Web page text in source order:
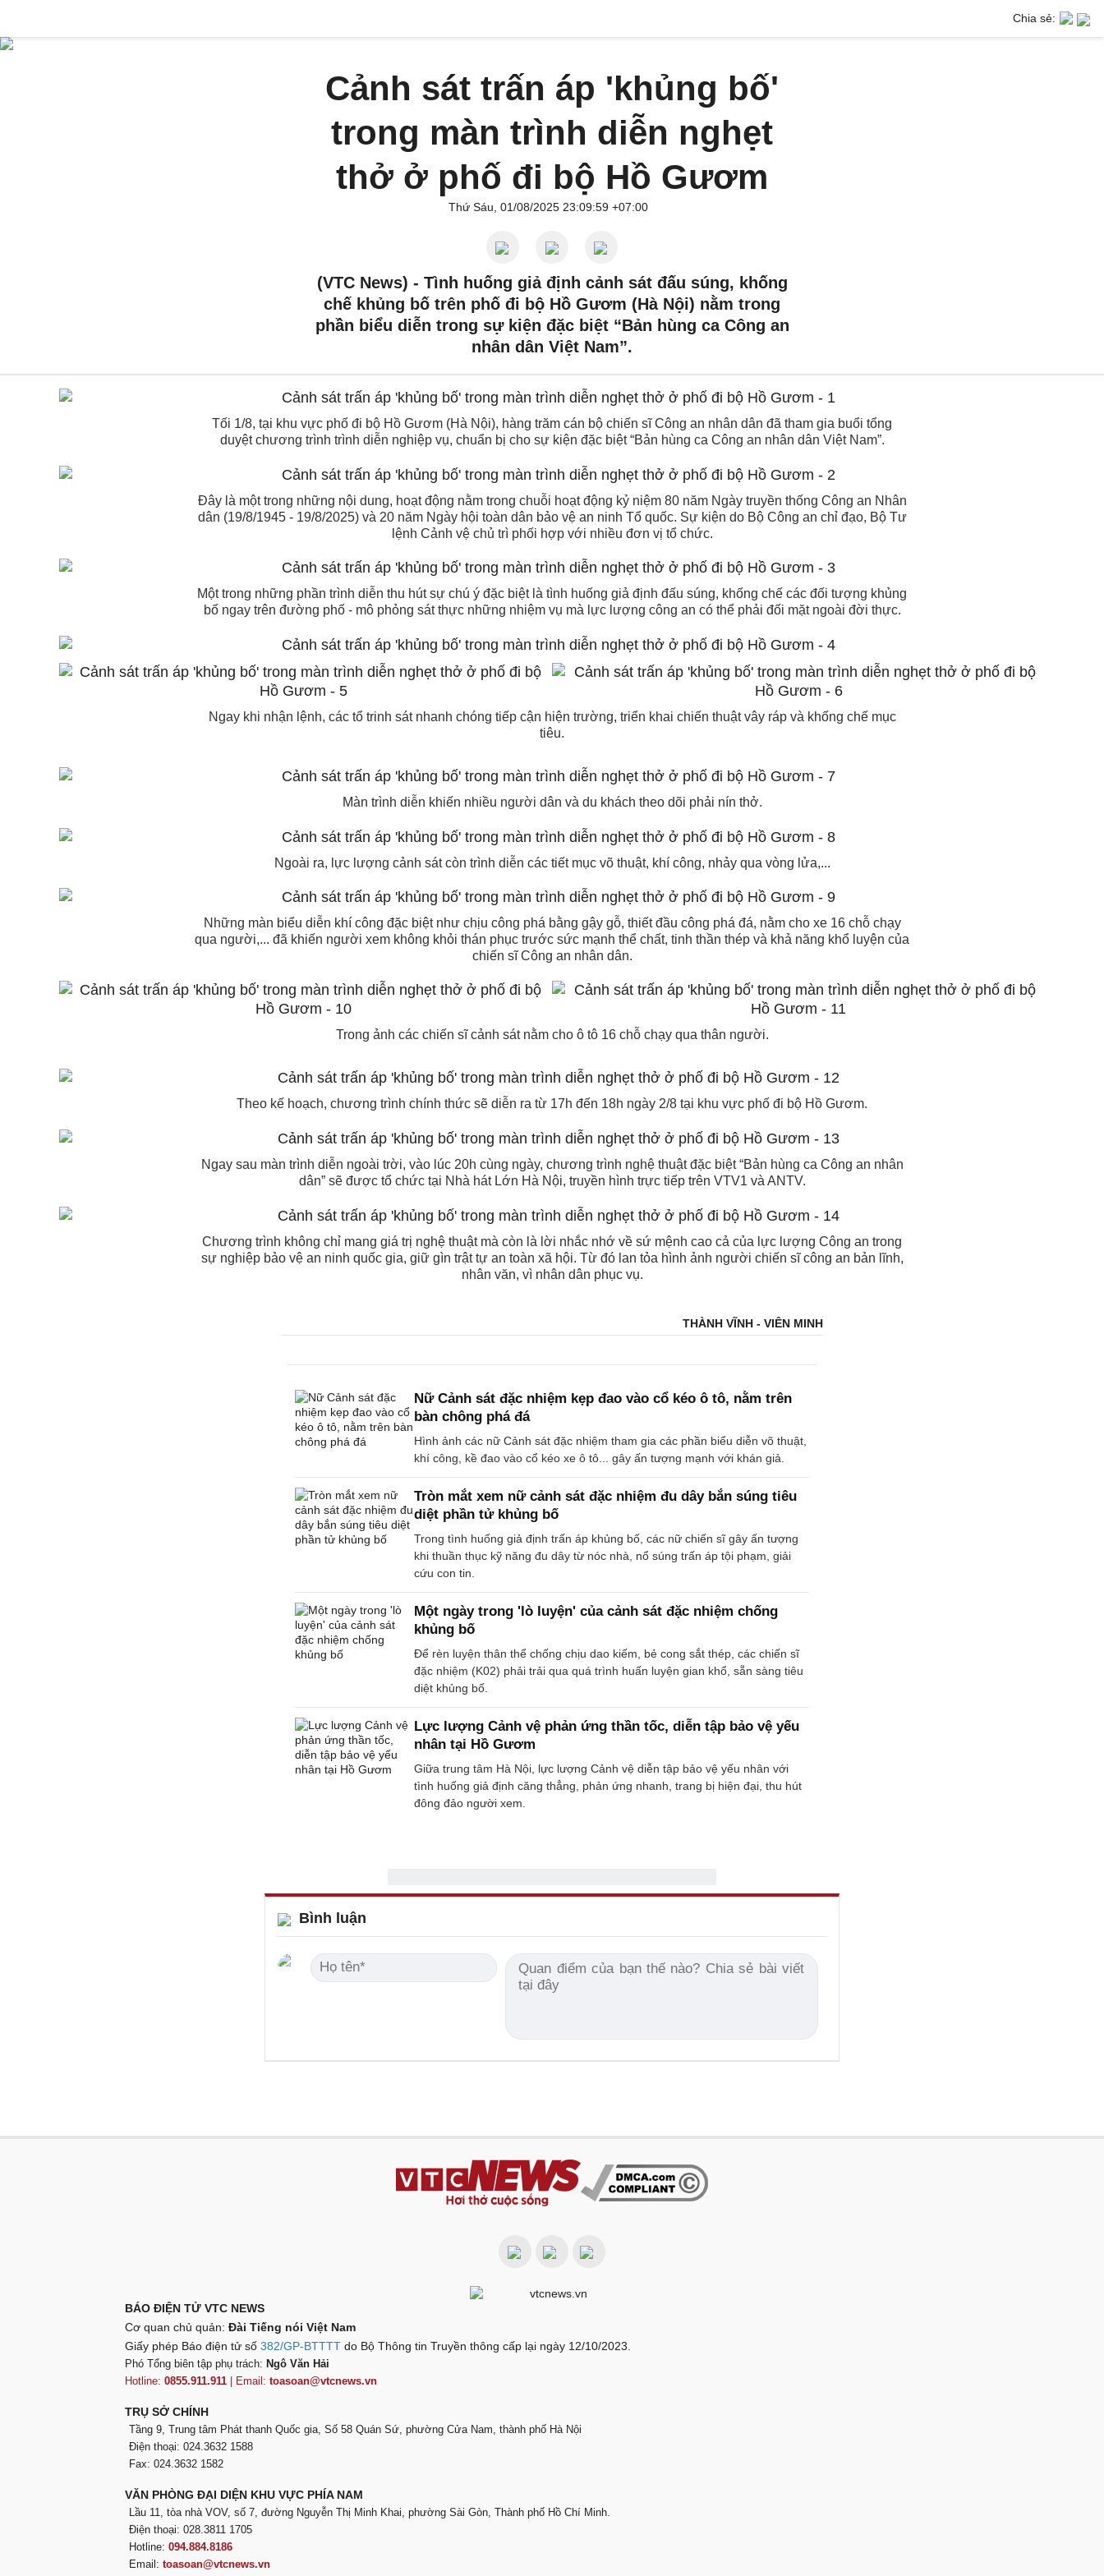
Chia sẻ:
Cảnh sát trấn áp 'khủng bố'
trong màn trình diễn nghẹt
thở ở phố đi bộ Hồ Gươm
Thứ Sáu, 01/08/2025 23:09:59 +07:00
(VTC News) - Tình huống giả định cảnh sát đấu súng, khống
chế khủng bố trên phố đi bộ Hồ Gươm (Hà Nội) nằm trong
phần biểu diễn trong sự kiện đặc biệt “Bản hùng ca Công an
nhân dân Việt Nam”.
Tối 1/8, tại khu vực phố đi bộ Hồ Gươm (Hà Nội), hàng trăm cán bộ chiến sĩ Công an nhân dân đã tham gia buổi tổng
duyệt chương trình trình diễn nghiệp vụ, chuẩn bị cho sự kiện đặc biệt “Bản hùng ca Công an nhân dân Việt Nam”.
Đây là một trong những nội dung, hoạt động nằm trong chuỗi hoạt động kỷ niệm 80 năm Ngày truyền thống Công an Nhân
dân (19/8/1945 - 19/8/2025) và 20 năm Ngày hội toàn dân bảo vệ an ninh Tổ quốc. Sự kiện do Bộ Công an chỉ đạo, Bộ Tư
lệnh Cảnh vệ chủ trì phối hợp với nhiều đơn vị tổ chức.
Một trong những phần trình diễn thu hút sự chú ý đặc biệt là tình huống giả định đấu súng, khống chế các đối tượng khủng
bố ngay trên đường phố - mô phỏng sát thực những nhiệm vụ mà lực lượng công an có thể phải đối mặt ngoài đời thực.
Ngay khi nhận lệnh, các tổ trinh sát nhanh chóng tiếp cận hiện trường, triển khai chiến thuật vây ráp và khống chế mục
tiêu.
Màn trình diễn khiến nhiều người dân và du khách theo dõi phải nín thở.
Ngoài ra, lực lượng cảnh sát còn trình diễn các tiết mục võ thuật, khí công, nhảy qua vòng lửa,...
Những màn biểu diễn khí công đặc biệt như chịu công phá bằng gậy gỗ, thiết đầu công phá đá, nằm cho xe 16 chỗ chạy
qua người,... đã khiến người xem không khỏi thán phục trước sức mạnh thể chất, tinh thần thép và khả năng khổ luyện của
chiến sĩ Công an nhân dân.
Trong ảnh các chiến sĩ cảnh sát nằm cho ô tô 16 chỗ chạy qua thân người.
Theo kế hoạch, chương trình chính thức sẽ diễn ra từ 17h đến 18h ngày 2/8 tại khu vực phố đi bộ Hồ Gươm.
Ngay sau màn trình diễn ngoài trời, vào lúc 20h cùng ngày, chương trình nghệ thuật đặc biệt “Bản hùng ca Công an nhân
dân” sẽ được tổ chức tại Nhà hát Lớn Hà Nội, truyền hình trực tiếp trên VTV1 và ANTV.
Chương trình không chỉ mang giá trị nghệ thuật mà còn là lời nhắc nhớ về sứ mệnh cao cả của lực lượng Công an trong
sự nghiệp bảo vệ an ninh quốc gia, giữ gìn trật tự an toàn xã hội. Từ đó lan tỏa hình ảnh người chiến sĩ công an bản lĩnh,
nhân văn, vì nhân dân phục vụ.
THÀNH VĨNH - VIÊN MINH
Nữ Cảnh sát đặc nhiệm kẹp đao vào cổ kéo ô tô, nằm trên
bàn chông phá đá
Hình ảnh các nữ Cảnh sát đặc nhiệm tham gia các phần biểu diễn võ thuật,
khí công, kề đao vào cổ kéo xe ô tô... gây ấn tượng mạnh với khán giả.
Tròn mắt xem nữ cảnh sát đặc nhiệm đu dây bắn súng tiêu
diệt phần tử khủng bố
Trong tình huống giả định trấn áp khủng bố, các nữ chiến sĩ gây ấn tượng
khi thuần thục kỹ năng đu dây từ nóc nhà, nổ súng trấn áp tội phạm, giải
cứu con tin.
Một ngày trong 'lò luyện' của cảnh sát đặc nhiệm chống
khủng bố
Để rèn luyện thân thể chống chịu dao kiếm, bẻ cong sắt thép, các chiến sĩ
đặc nhiệm (K02) phải trải qua quá trình huấn luyện gian khổ, sẵn sàng tiêu
diệt khủng bố.
Lực lượng Cảnh vệ phản ứng thần tốc, diễn tập bảo vệ yếu
nhân tại Hồ Gươm
Giữa trung tâm Hà Nội, lực lượng Cảnh vệ diễn tập bảo vệ yếu nhân với
tình huống giả định căng thẳng, phản ứng nhanh, trang bị hiện đại, thu hút
đông đảo người xem.
Bình luận
BÁO ĐIỆN TỬ VTC NEWS
Cơ quan chủ quản: Đài Tiếng nói Việt Nam
Giấy phép Báo điện tử số 382/GP-BTTTT do Bộ Thông tin Truyền thông cấp lại ngày 12/10/2023.
Phó Tổng biên tập phụ trách: Ngô Văn Hải
Hotline: 0855.911.911 | Email: toasoan@vtcnews.vn
TRỤ SỞ CHÍNH
Tầng 9, Trung tâm Phát thanh Quốc gia, Số 58 Quán Sứ, phường Cửa Nam, thành phố Hà Nội
Điện thoại: 024.3632 1588
Fax: 024.3632 1582
VĂN PHÒNG ĐẠI DIỆN KHU VỰC PHÍA NAM
Lầu 11, tòa nhà VOV, số 7, đường Nguyễn Thị Minh Khai, phường Sài Gòn, Thành phố Hồ Chí Minh.
Điện thoại: 028.3811 1705
Hotline: 094.884.8186
Email: toasoan@vtcnews.vn